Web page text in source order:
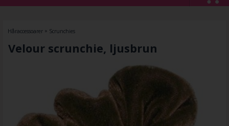
Håraccessoarer» Scrunchies
Velour scrunchie, ljusbrun